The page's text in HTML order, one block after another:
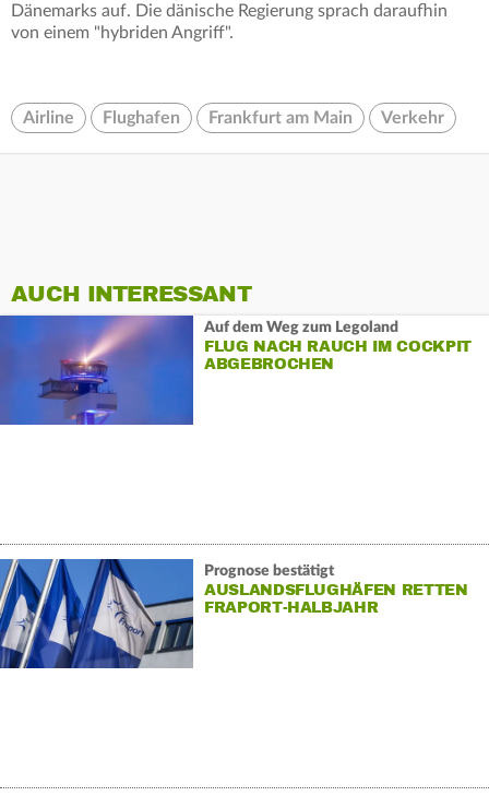
Dänemarks auf. Die dänische Regierung sprach daraufhin
von einem "hybriden Angriff".
Airline Flughafen Frankfurt am Main Verkehr
AUCH INTERESSANT
Auf dem Weg zum Legoland
FLUG NACH RAUCH IM COCKPIT
ABGEBROCHEN
Prognose bestätigt
AUSLANDSFLUGHÄFEN RETTEN
FRAPORT-HALBJAHR